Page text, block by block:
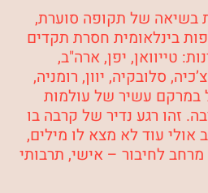
מתקיימת בשיאה של תקופה סוערת,
בינלאומית חסרת תקדים
טייוואן, יפן, ארה"ב,
סלובקיה, יוון, רומניה,
במרקם עשיר של עולמות
זהו רגע נדיר של קרבה בו
עוד לא מצא לו מילים,
לחיבור – אישי, תרבותי